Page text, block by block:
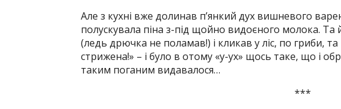
Але з кухні вже долинав п’янкий дух вишневого
полускувала піна з-під щойно видоєного молока.
(ледь дрючка не поламав!) і кликав у ліс, по гриби,
стрижена!» – і було в отому «у-ух» щось таке, що і
таким поганим видавалося…
***